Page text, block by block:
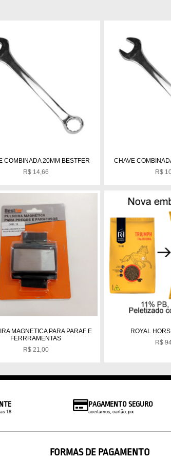
COMBINADA 20MM BESTFER
R$14,66
CHAVE
R$
MAGNETICA PARA PARAF E
FERRRAMENTAS
R$21,00
ROYAL
R$
18
PAGAMENTO SEGURO
aceitamos, cartão, pix
FORMAS DE PAGAMENTO